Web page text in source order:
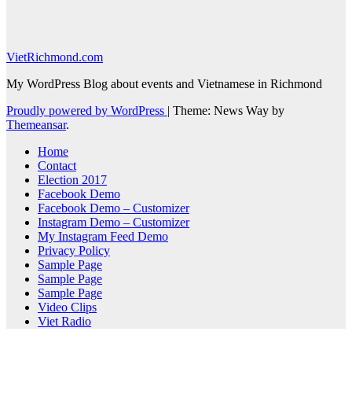
VietRichmond.com
My WordPress Blog about events and Vietnamese in Richmond
Proudly powered by WordPress | Theme: News Way by
Themeansar.
Home
Contact
Election 2017
Facebook Demo
Facebook Demo – Customizer
Instagram Demo – Customizer
My Instagram Feed Demo
Privacy Policy
Sample Page
Sample Page
Sample Page
Video Clips
Viet Radio